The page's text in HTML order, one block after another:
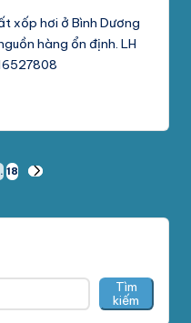
xốp hơi ở Bình Dương
hàng ổn định. LH
18
NEXT
Tìm
kiếm